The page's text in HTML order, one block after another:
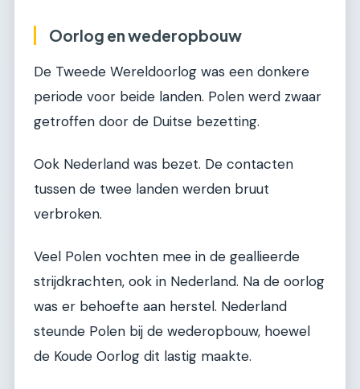
Oorlog en wederopbouw
De Tweede Wereldoorlog was een donkere
periode voor beide landen. Polen werd zwaar
getroffen door de Duitse bezetting.
Ook Nederland was bezet. De contacten
tussen de twee landen werden bruut
verbroken.
Veel Polen vochten mee in de geallieerde
strijdkrachten, ook in Nederland. Na de oorlog
was er behoefte aan herstel. Nederland
steunde Polen bij de wederopbouw, hoewel
de Koude Oorlog dit lastig maakte.